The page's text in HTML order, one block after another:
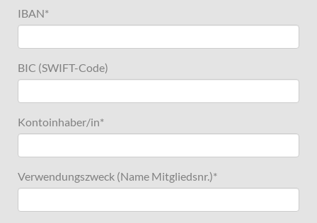
IBAN*
BIC (SWIFT-Code)
Kontoinhaber/in*
Verwendungszweck (Name Mitgliedsnr.)*